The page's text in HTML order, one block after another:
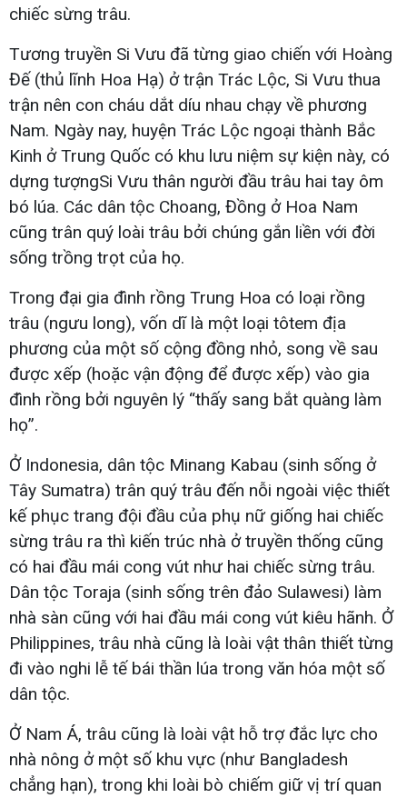
chiếc sừng trâu.
Tương truyền Si Vưu đã từng giao chiến với Hoàng
Đế (thủ lĩnh Hoa Hạ) ở trận Trác Lộc, Si Vưu thua
trận nên con cháu dắt díu nhau chạy về phương
Nam. Ngày nay, huyện Trác Lộc ngoại thành Bắc
Kinh ở Trung Quốc có khu lưu niệm sự kiện này, có
dựng tượngSi Vưu thân người đầu trâu hai tay ôm
bó lúa. Các dân tộc Choang, Đồng ở Hoa Nam
cũng trân quý loài trâu bởi chúng gắn liền với đời
sống trồng trọt của họ.
Trong đại gia đình rồng Trung Hoa có loại rồng
trâu (ngưu long), vốn dĩ là một loại tôtem địa
phương của một số cộng đồng nhỏ, song về sau
được xếp (hoặc vận động để được xếp) vào gia
đình rồng bởi nguyên lý “thấy sang bắt quàng làm
họ”.
Ở Indonesia, dân tộc Minang Kabau (sinh sống ở
Tây Sumatra) trân quý trâu đến nỗi ngoài việc thiết
kế phục trang đội đầu của phụ nữ giống hai chiếc
sừng trâu ra thì kiến trúc nhà ở truyền thống cũng
có hai đầu mái cong vút như hai chiếc sừng trâu.
Dân tộc Toraja (sinh sống trên đảo Sulawesi) làm
nhà sàn cũng với hai đầu mái cong vút kiêu hãnh. Ở
Philippines, trâu nhà cũng là loài vật thân thiết từng
đi vào nghi lễ tế bái thần lúa trong văn hóa một số
dân tộc.
Ở Nam Á, trâu cũng là loài vật hỗ trợ đắc lực cho
nhà nông ở một số khu vực (như Bangladesh
chẳng hạn), trong khi loài bò chiếm giữ vị trí quan